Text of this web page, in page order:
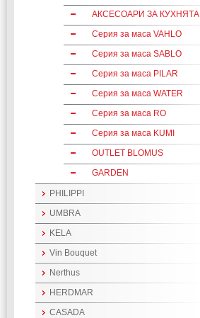
АКСЕСОАРИ ЗА КУХНЯТА
Серия за маса VAHLO
Серия за маса SABLO
Серия за маса PILAR
Серия за маса WATER
Серия за маса RO
Серия за маса KUMI
OUTLET BLOMUS
GARDEN
PHILIPPI
UMBRA
KELA
Vin Bouquet
Nerthus
HERDMAR
CASADA